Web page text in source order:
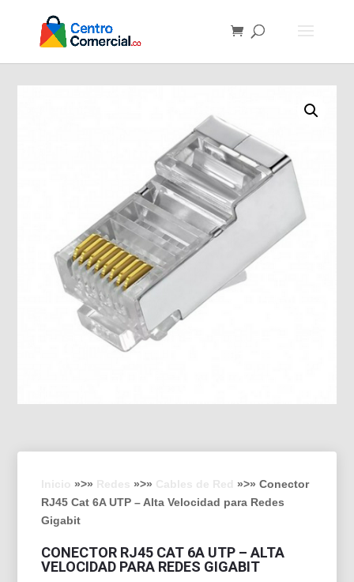
»>» »>»
»>» Conector
RJ45 Cat 6A UTP – Alta Velocidad para Redes
Gigabit
CONECTOR RJ45 CAT 6A UTP – ALTA
VELOCIDAD PARA REDES GIGABIT